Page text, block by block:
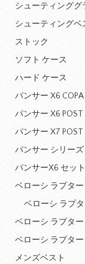
シューティンググ
シューティングベ
ストック
ソフト ケース
ハード ケース
パンサー X6
パンサー X6
パンサー X7
パンサー シリーズ
パンサーX6 セット
ベローシ ラプタ
ベローシ ラプ
ベローシ ラプター
ベローシ ラプタ
メンズベスト